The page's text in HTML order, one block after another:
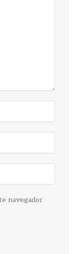
navegador